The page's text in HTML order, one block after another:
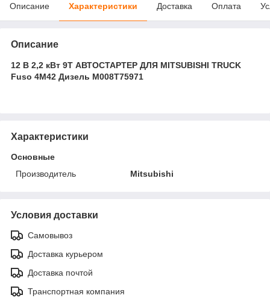
Описание Характеристики Доставка Оплата
Описание
12 В 2,2 кВт 9T АВТОСТАРТЕР ДЛЯ MITSUBISHI TRUCK
Fuso 4M42 Дизель M008T75971
Характеристики
Основные
Производитель
Mitsubishi
Условия доставки
Самовывоз
Доставка курьером
Доставка почтой
Транспортная компания